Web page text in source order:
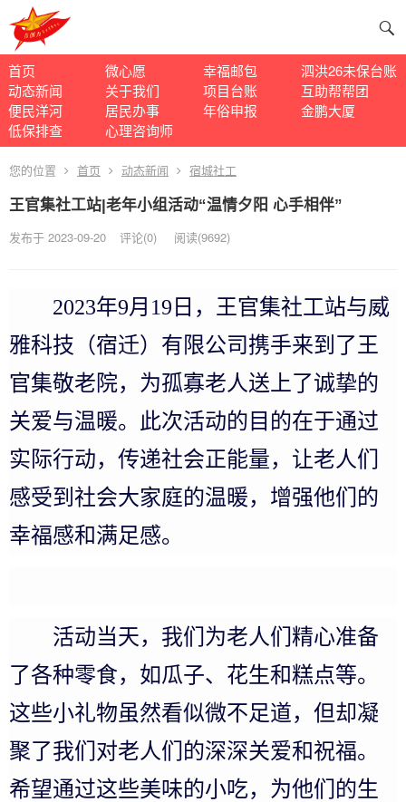
首页 微心愿 幸福邮包
泗洪26未保台账
动态新闻
关于我们 项目台账
互助帮帮团
便民洋河
居民办事 年俗申报
金鹏大厦
低保排查
心理咨询师
您的位置 首页 动态新闻 宿城社工
王官集社工站|老年小组活动“温情夕阳 心手相伴”
发布于 2023-09-20
评论(0) 阅读(9692)
2023年9月19日，王官集社工站与威
雅科技（宿迁）有限公司携手来到了王
官集敬老院，为孤寡老人送上了诚挚的
关爱与温暖。此次活动的目的在于通过
实际行动，传递社会正能量，让老人们
感受到社会大家庭的温暖，增强他们的
幸福感和满足感。
活动当天，我们为老人们精心准备
了各种零食，如瓜子、花生和糕点等。
这些小礼物虽然看似微不足道，但却凝
聚了我们对老人们的深深关爱和祝福。
希望通过这些美味的小吃，为他们的生